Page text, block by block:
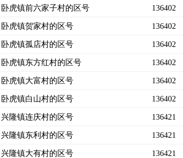
虎镇前六家子村的区号 136402
虎镇贺家村的区号 136402
虎镇孤店村的区号 136402
虎镇东方红村的区号 136402
虎镇大富村的区号 136402
虎镇白山村的区号 136402
隆镇连庆村的区号 136421
隆镇东利村的区号 136421
隆镇大有村的区号 136421